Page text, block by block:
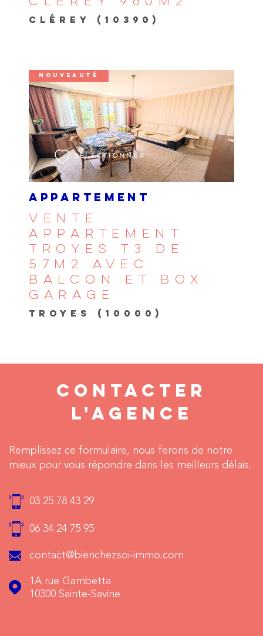
CLÉREY (10390)
APPARTEMENT
VENTE
APPARTEMENT
TROYES T3 DE
57M2 AVEC
BALCON ET BOX
GARAGE
TROYES (10000)
NOUVEAUTÉ
SÉLECTIONNER
VOIR LE BIEN
CONTACTER
L'AGENCE
Remplissez ce formulaire, nous ferons de notre
mieux pour vous répondre dans les meilleurs délais.
03 25 78 43 29
06 34 24 75 95
contact@bienchezsoi-immo.com
1A rue Gambetta
10300 Sainte-Savine